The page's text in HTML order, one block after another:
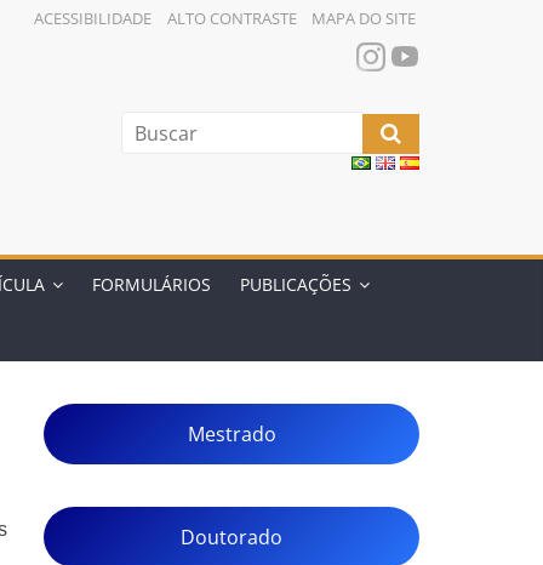
ACESSIBILIDADE ALTO CONTRASTE MAPA DO SITE
FORMULÁRIOS PUBLICAÇÕES
Mestrado
Doutorado